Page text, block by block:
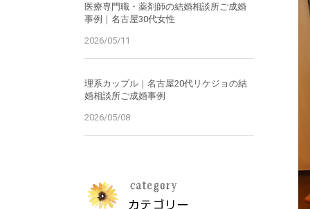
医療専門職・薬剤師の結婚相談所ご成婚
事例｜名古屋30代女性
2026/05/11
理系カップル｜名古屋20代リケジョの結
婚相談所ご成婚事例
2026/05/08